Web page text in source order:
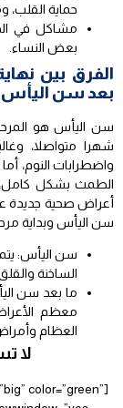
حماية القلب،
مشاكل في
بعض النساء.
الفرق بين
بعد سن اليأس
شهرا متواصلا،
واضطرابات النوم،
الطمث بشكل
أعراض صحية جديدة
سن اليأس وبداية
سن اليأس:
الساخنة
ما بعد سن
معظم
العظام
لا
color=”green”